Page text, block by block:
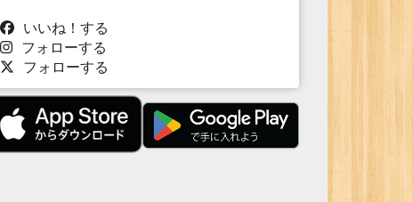
いいね！する
フォローする
フォローする